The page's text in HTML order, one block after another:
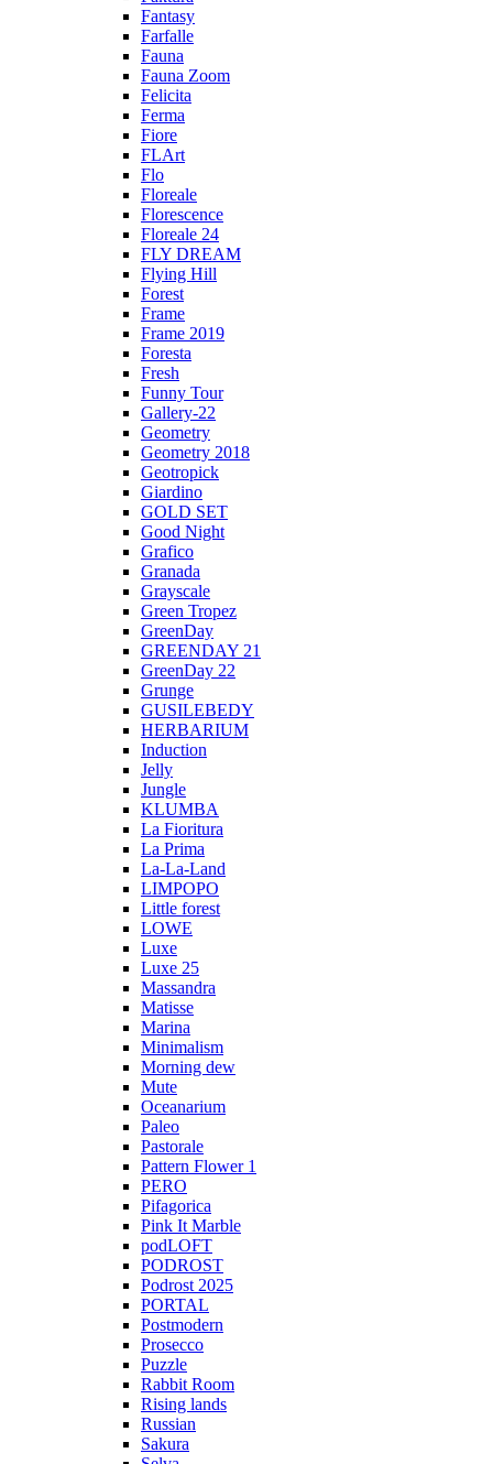
Fantasy
Farfalle
Fauna
Fauna Zoom
Felicita
Ferma
Fiore
FLArt
Flo
Floreale
Florescence
Floreale 24
FLY DREAM
Flying Hill
Forest
Frame
Frame 2019
Foresta
Fresh
Funny Tour
Gallery-22
Geometry
Geometry 2018
Geotropick
Giardino
GOLD SET
Good Night
Grafico
Granada
Grayscale
Green Tropez
GreenDay
GREENDAY 21
GreenDay 22
Grunge
GUSILEBEDY
HERBARIUM
Induction
Jelly
Jungle
KLUMBA
La Fioritura
La Prima
La-La-Land
LIMPOPO
Little forest
LOWE
Luxe
Luxe 25
Massandra
Matisse
Marina
Minimalism
Morning dew
Mute
Oceanarium
Paleo
Pastorale
Pattern Flower 1
PERO
Pifagorica
Pink It Marble
podLOFT
PODROST
Podrost 2025
PORTAL
Postmodern
Prosecco
Puzzle
Rabbit Room
Rising lands
Russian
Sakura